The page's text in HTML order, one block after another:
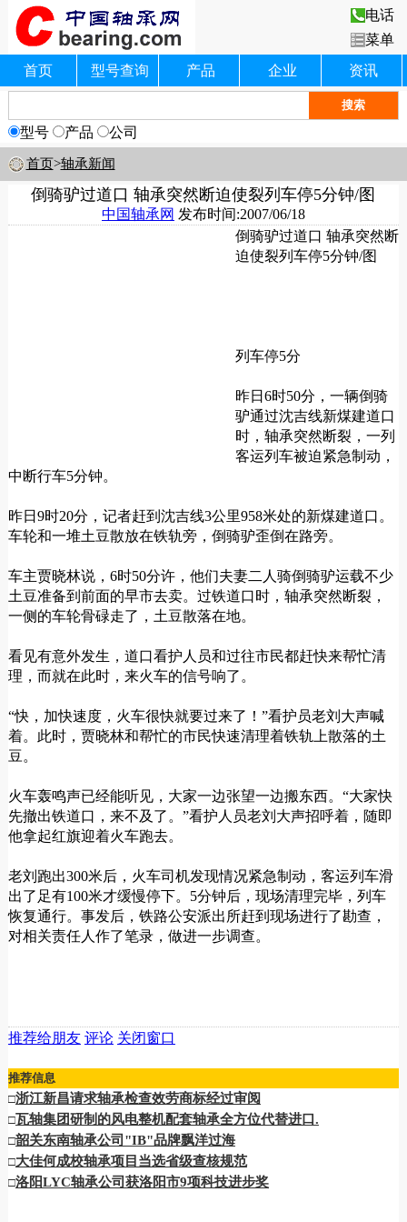
电话
菜单
首页
型号查询 产品 企业 资讯
型号 产品 公司
首页>轴承新闻
倒骑驴过道口 轴承突然断迫使裂列车停5分钟/图
中国轴承网 发布时间:2007/06/18
倒骑驴过道口 轴承突然断
迫使裂列车停5分钟/图
列车停5分
昨日6时50分，一辆倒骑
驴通过沈吉线新煤建道口
时，轴承突然断裂，一列
客运列车被迫紧急制动，
中断行车5分钟。
昨日9时20分，记者赶到沈吉线3公里958米处的新煤建道口。
车轮和一堆土豆散放在铁轨旁，倒骑驴歪倒在路旁。
车主贾晓林说，6时50分许，他们夫妻二人骑倒骑驴运载不少
土豆准备到前面的早市去卖。过铁道口时，轴承突然断裂，
一侧的车轮骨碌走了，土豆散落在地。
看见有意外发生，道口看护人员和过往市民都赶快来帮忙清
理，而就在此时，来火车的信号响了。
“快，加快速度，火车很快就要过来了！”看护员老刘大声喊
着。此时，贾晓林和帮忙的市民快速清理着铁轨上散落的土
豆。
火车轰鸣声已经能听见，大家一边张望一边搬东西。“大家快
先撤出铁道口，来不及了。”看护人员老刘大声招呼着，随即
他拿起红旗迎着火车跑去。
老刘跑出300米后，火车司机发现情况紧急制动，客运列车滑
出了足有100米才缓慢停下。5分钟后，现场清理完毕，列车
恢复通行。事发后，铁路公安派出所赶到现场进行了勘查，
对相关责任人作了笔录，做进一步调查。
推荐给朋友 评论 关闭窗口
推荐信息
□浙江新昌请求轴承检查效劳商标经过审阅
□瓦轴集团研制的风电整机配套轴承全方位代替进口.
□韶关东南轴承公司"IB"品牌飘洋过海
□大佳何成校轴承项目当选省级查核规范
□洛阳LYC轴承公司获洛阳市9项科技进步奖